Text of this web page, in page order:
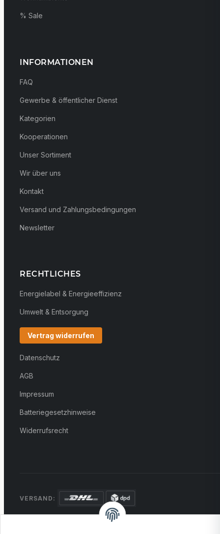
% Sale
INFORMATIONEN
FAQ
Gewerbe & öffentlicher Dienst
Kategorien
Kooperationen
Unser Sortiment
Wir über uns
Kontakt
Versand und Zahlungsbedingungen
Newsletter
RECHTLICHES
Energielabel & Energieeffizienz
Umwelt & Entsorgung
Vertrag widerrufen
Datenschutz
AGB
Impressum
Batteriegesetzhinweise
Widerrufsrecht
VERSAND: